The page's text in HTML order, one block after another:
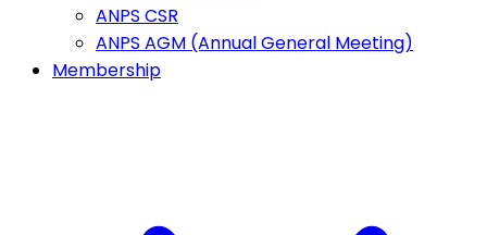
ANPS CSR
ANPS AGM (Annual General Meeting)
Membership